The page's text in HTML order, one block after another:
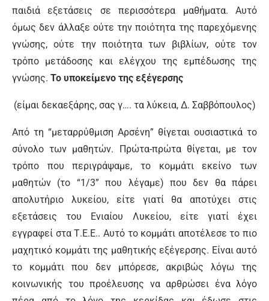
παιδιά εξετάσεις σε περισσότερα μαθήματα. Αυτό
όμως δεν άλλαξε ούτε την ποιότητα της παρεχόμενης
γνώσης, ούτε την ποιότητα των βιβλίων, ούτε τον
τρόπο μετάδοσης και ελέγχου της εμπέδωσης της
γνώσης. Το υποκείμενο της εξέγερσης
(είμαι δεκαεξάρης, σας γ…. τα λύκεια, Δ. Σαββόπουλος)
Από τη “μεταρρύθμιση Αρσένη” θίγεται ουσιαστικά το
σύνολο των μαθητών. Πρώτα-πρώτα θίγεται, με τον
τρόπο που περιγράψαμε, το κομμάτι εκείνο των
μαθητών (το “1/3” που λέγαμε) που δεν θα πάρει
απολυτήριο λυκείου, είτε γιατί θα αποτύχει στις
εξετάσεις του Ενιαίου Λυκείου, είτε γιατί έχει
εγγραφεί στα Τ.Ε.Ε.. Αυτό το κομμάτι αποτέλεσε το πιο
μαχητικό κομμάτι της μαθητικής εξέγερσης. Είναι αυτό
το κομμάτι που δεν μπόρεσε, ακριβώς λόγω της
κοινωνικής του προέλευσης να αρθρώσει ένα λόγο